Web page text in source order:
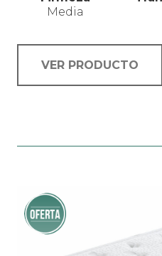
Media
VER PRODUCTO
producto
variantes.
Las
opciones
¡Oferta!